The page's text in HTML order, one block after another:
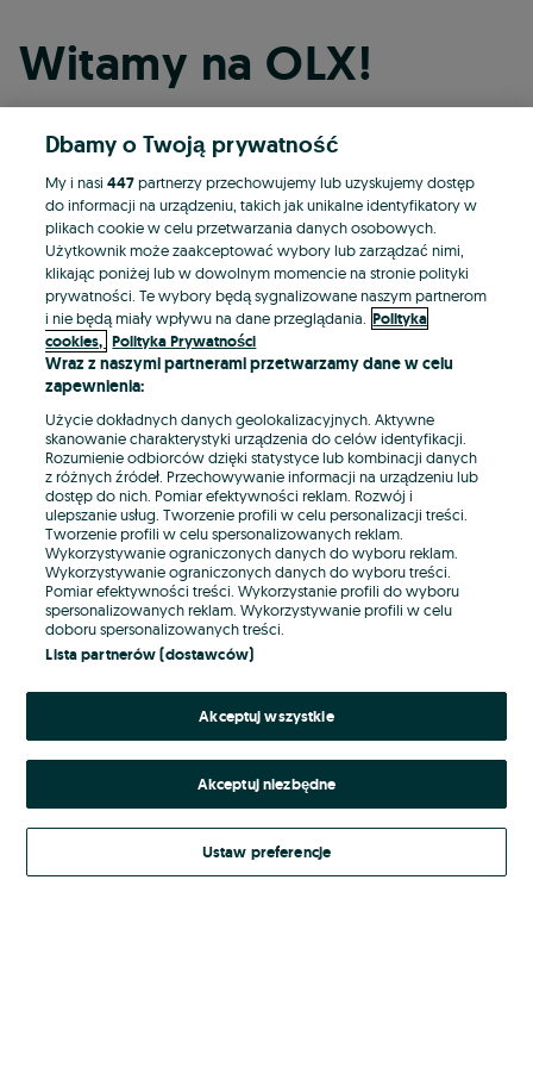
Witamy na OLX!
Kontynuuj przez Facebooka
Kontynuuj przez konto Apple
Kontynuuj przez konto Google
LUB
E-mail
Hasło
Nie pamiętasz hasła?
Zaloguj się
Kontynuując za pośrednictwem jednego z dostawców wskazanych powyżej,
Regulamin serwisuOLX.pl w jego aktualnym brzmieniu.
Dbamy o Twoją prywatność
My i nasi447partnerzy przechowujemy lub uzyskujemy dostęp
do informacji na urządzeniu, takich jak unikalne identyfikatory w
plikach cookie w celu przetwarzania danych osobowych.
Użytkownik może zaakceptować wybory lub zarządzać nimi,
klikając poniżej lub w dowolnym momencie na stronie polityki
prywatności. Te wybory będą sygnalizowane naszym partnerom
i nie będą miały wpływu na dane przeglądania. Polityka
cookies, Polityka Prywatności
Wraz z naszymi partnerami przetwarzamy dane w celu
zapewnienia:
Użycie dokładnych danych geolokalizacyjnych. Aktywne
skanowanie charakterystyki urządzenia do celów identyfikacji.
Rozumienie odbiorców dzięki statystyce lub kombinacji danych
z różnych źródeł. Przechowywanie informacji na urządzeniu lub
dostęp do nich. Pomiar efektywności reklam. Rozwój i
ulepszanie usług. Tworzenie profili w celu personalizacji treści.
Tworzenie profili w celu spersonalizowanych reklam.
Wykorzystywanie ograniczonych danych do wyboru reklam.
Wykorzystywanie ograniczonych danych do wyboru treści.
Pomiar efektywności treści. Wykorzystanie profili do wyboru
spersonalizowanych reklam. Wykorzystywanie profili w celu
doboru spersonalizowanych treści.
Lista partnerów (dostawców)
Akceptuj wszystkie
Akceptuj niezbędne
Ustaw preferencje